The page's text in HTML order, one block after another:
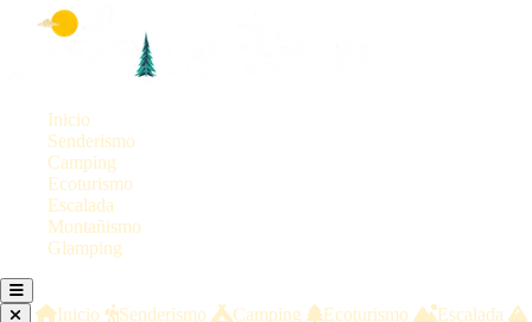
Inicio
Senderismo
Camping
Ecoturismo
Escalada
Montañismo
Glamping
Inicio Senderismo Camping Ecoturismo
Escalada